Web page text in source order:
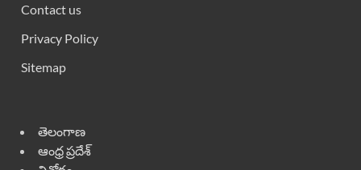
Contact us
Privacy Policy
Sitemap
తెలంగాణ
ఆంధ్ర ప్రదేశ్